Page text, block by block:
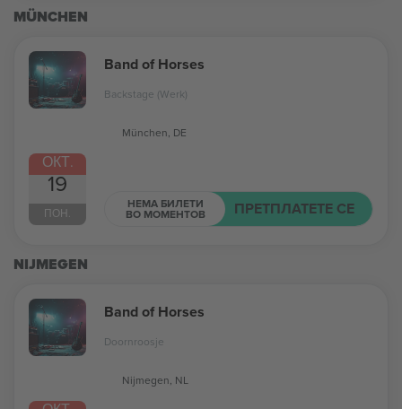
MÜNCHEN
ОКТ.
19
ПОН.
Band of Horses
Backstage (Werk)
München, DE
НЕМА БИЛЕТИ
ВО МОМЕНТОВ ПРЕТПЛАТЕТЕ СЕ
NIJMEGEN
Band of Horses
Doornroosje
Nijmegen, NL